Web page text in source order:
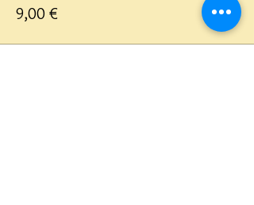
9,00 €